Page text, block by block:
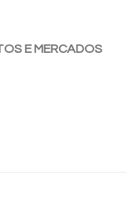
E MERCADOS